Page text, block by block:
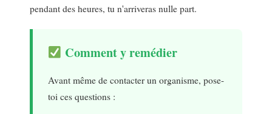
pendant des heures, tu n'arriveras nulle part.
Comment y remédier
Avant même de contacter un organisme, pose-
toi ces questions :